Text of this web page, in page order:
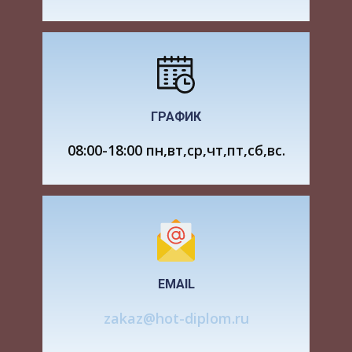
утилитаризм также рассматривает в качестве
Современный утилитаризм разделяется на два
течения, в которых как бы представлены две
основные составляющие утилитаристских
отдельного действия в конкретной ситуации с
количества счастья, и оценка некоторых
общественных правил, норм, которые,
соответственно, рассматривается как
справедливые или несправедливые, в конечном
счёте, - опять же способствующие или не
количества счастья.
ГРАФИК
08:00-18:00 пн,вт,ср,чт,пт,сб,вс.
EMAIL
zakaz@hot-diplom.ru